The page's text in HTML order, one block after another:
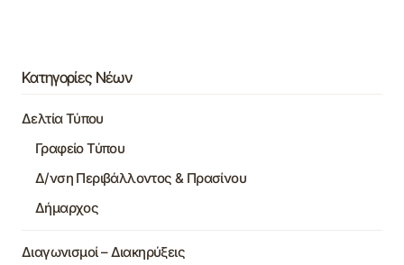
Κατηγορίες Νέων
Δελτία Τύπου
Γραφείο Τύπου
Δ/νση Περιβάλλοντος & Πρασίνου
Δήμαρχος
Διαγωνισμοί – Διακηρύξεις